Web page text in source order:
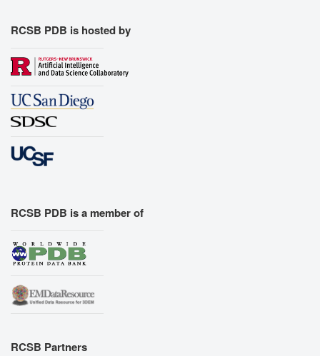
Export Geometry
RCSB PDB is hosted by
RCSB PDB is a member of
RCSB Partners